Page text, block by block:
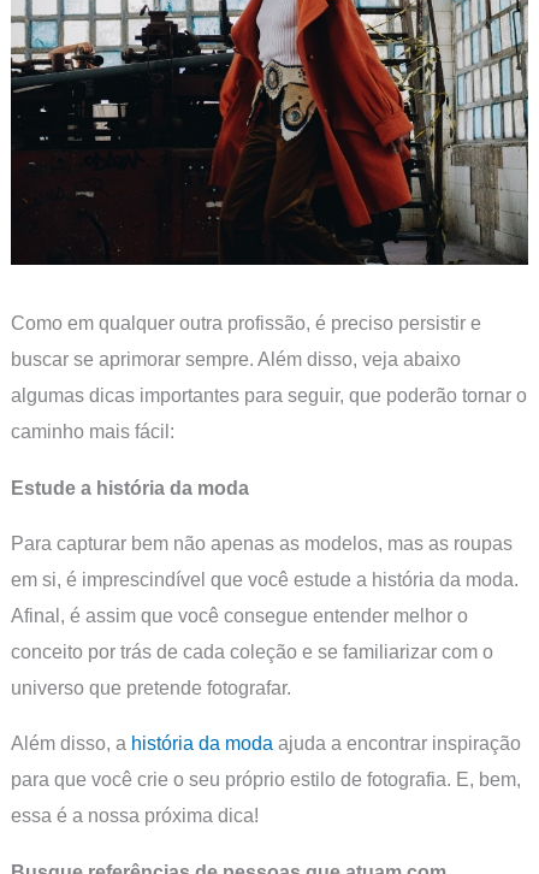
Como em qualquer outra profissão, é preciso persistir e
buscar se aprimorar sempre. Além disso, veja abaixo
algumas dicas importantes para seguir, que poderão tornar o
caminho mais fácil:
Estude a história da moda
Para capturar bem não apenas as modelos, mas as roupas
em si, é imprescindível que você estude a história da moda.
Afinal, é assim que você consegue entender melhor o
conceito por trás de cada coleção e se familiarizar com o
universo que pretende fotografar.
Além disso, a história da moda ajuda a encontrar inspiração
para que você crie o seu próprio estilo de fotografia. E, bem,
essa é a nossa próxima dica!